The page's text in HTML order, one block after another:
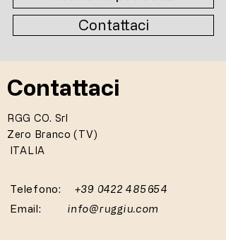
Contattaci
Contattaci
RGG CO. Srl
Zero Branco (TV)
ITALIA
Telefono:
+39 0422 485654
Email: info@ruggiu.com